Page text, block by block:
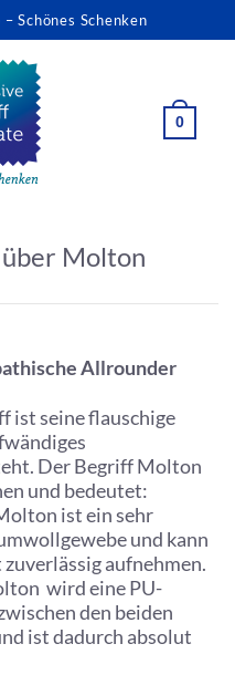
– Schönes Schenken
0
Molton
Allrounder
ist seine flauschige
Der Begriff Molton
und bedeutet:
ist ein sehr
und kann
aufnehmen.
wird eine PU-
den beiden
ist dadurch absolut